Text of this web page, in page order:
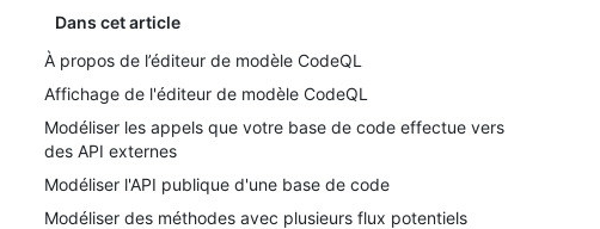
Dans cet article
À propos de l’éditeur de modèle CodeQL
Affichage de l'éditeur de modèle CodeQL
Modéliser les appels que votre base de code effectue vers
des API externes
Modéliser l'API publique d'une base de code
Modéliser des méthodes avec plusieurs flux potentiels